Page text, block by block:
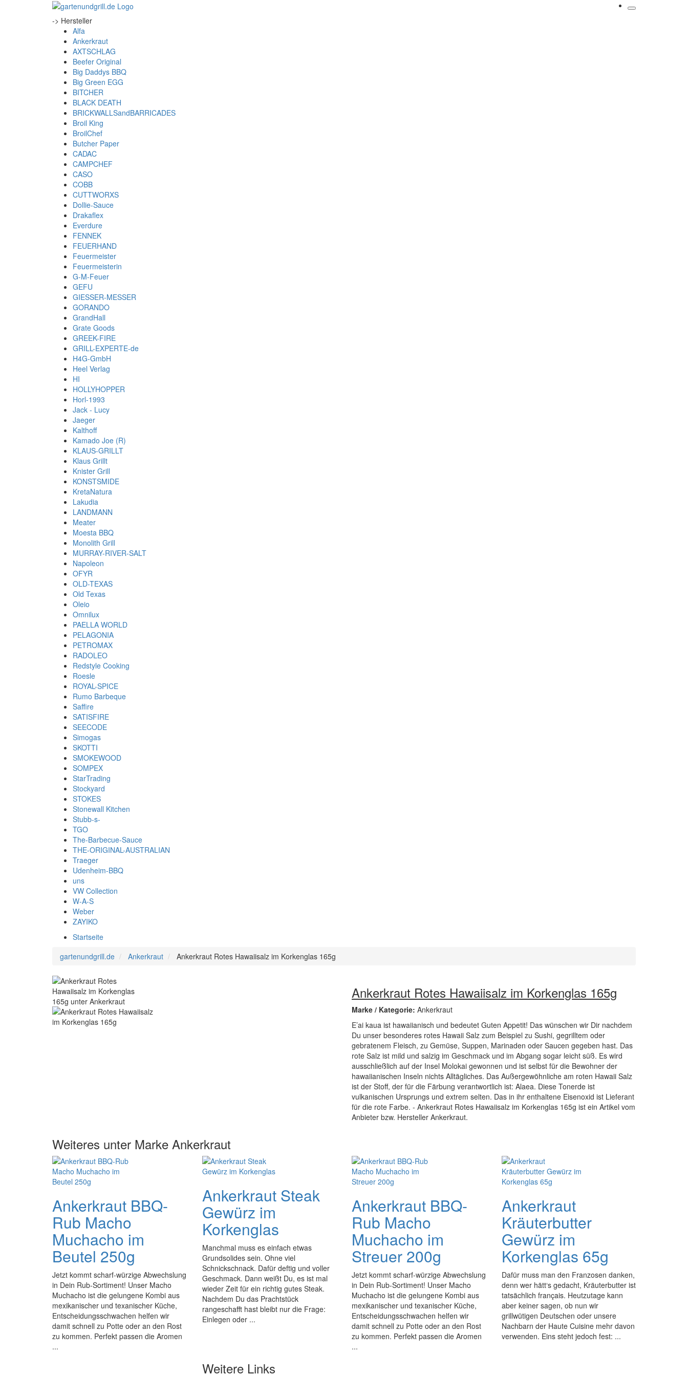
-> Hersteller
Alfa
Ankerkraut
AXTSCHLAG
Beefer Original
Big Daddys BBQ
Big Green EGG
BITCHER
BLACK DEATH
BRICKWALLSandBARRICADES
Broil King
BroilChef
Butcher Paper
CADAC
CAMPCHEF
CASO
COBB
CUTTWORXS
Dollie-Sauce
Drakaflex
Everdure
FENNEK
FEUERHAND
Feuermeister
Feuermeisterin
G-M-Feuer
GEFU
GIESSER-MESSER
GORANDO
GrandHall
Grate Goods
GREEK-FIRE
GRILL-EXPERTE-de
H4G-GmbH
Heel Verlag
HI
HOLLYHOPPER
Horl-1993
Jack - Lucy
Jaeger
Kalthoff
Kamado Joe (R)
KLAUS-GRILLT
Klaus Grillt
Knister Grill
KONSTSMIDE
KretaNatura
Lakudia
LANDMANN
Meater
Moesta BBQ
Monolith Grill
MURRAY-RIVER-SALT
Napoleon
OFYR
OLD-TEXAS
Old Texas
Oleio
Omnilux
PAELLA WORLD
PELAGONIA
PETROMAX
RADOLEO
Redstyle Cooking
Roesle
ROYAL-SPICE
Rumo Barbeque
Saffire
SATISFIRE
SEECODE
Simogas
SKOTTI
SMOKEWOOD
SOMPEX
StarTrading
Stockyard
STOKES
Stonewall Kitchen
Stubb-s-
TGO
The-Barbecue-Sauce
THE-ORIGINAL-AUSTRALIAN
Traeger
Udenheim-BBQ
uns
VW Collection
W-A-S
Weber
ZAYIKO
Startseite
gartenundgrill.de
Ankerkraut Ankerkraut Rotes Hawaiisalz im Korkenglas 165g
Ankerkraut Rotes Hawaiisalz im Korkenglas 165g
Marke / Kategorie: Ankerkraut
E’ai kaua ist hawaiianisch und bedeutet Guten Appetit! Das wünschen wir Dir nachdem
Du unser besonderes rotes Hawaii Salz zum Beispiel zu Sushi, gegrilltem oder
gebratenem Fleisch, zu Gemüse, Suppen, Marinaden oder Saucen gegeben hast. Das
rote Salz ist mild und salzig im Geschmack und im Abgang sogar leicht süß. Es wird
ausschließlich auf der Insel Molokai gewonnen und ist selbst für die Bewohner der
hawaiianischen Inseln nichts Alltägliches. Das Außergewöhnliche am roten Hawaii Salz
ist der Stoff, der für die Färbung verantwortlich ist: Alaea. Diese Tonerde ist
vulkanischen Ursprungs und extrem selten. Das in ihr enthaltene Eisenoxid ist Lieferant
für die rote Farbe. - Ankerkraut Rotes Hawaiisalz im Korkenglas 165g ist ein Artikel vom
Anbieter bzw. Hersteller Ankerkraut.
Weiteres unter Marke Ankerkraut
Ankerkraut BBQ-
Rub Macho
Muchacho im
Beutel 250g
Jetzt kommt scharf-würzige Abwechslung
in Dein Rub-Sortiment! Unser Macho
Muchacho ist die gelungene Kombi aus
mexikanischer und texanischer Küche,
Entscheidungsschwachen helfen wir
damit schnell zu Potte oder an den Rost
zu kommen. Perfekt passen die Aromen
...
Ankerkraut Steak
Gewürz im
Korkenglas
Manchmal muss es einfach etwas
Grundsolides sein. Ohne viel
Schnickschnack. Dafür deftig und voller
Geschmack. Dann weißt Du, es ist mal
wieder Zeit für ein richtig gutes Steak.
Nachdem Du das Prachtstück
rangeschafft hast bleibt nur die Frage:
Einlegen oder ...
Ankerkraut BBQ-
Rub Macho
Muchacho im
Streuer 200g
Jetzt kommt scharf-würzige Abwechslung
in Dein Rub-Sortiment! Unser Macho
Muchacho ist die gelungene Kombi aus
mexikanischer und texanischer Küche,
Entscheidungsschwachen helfen wir
damit schnell zu Potte oder an den Rost
zu kommen. Perfekt passen die Aromen
...
Ankerkraut
Kräuterbutter
Gewürz im
Korkenglas 65g
Dafür muss man den Franzosen danken,
denn wer hätt‘s gedacht, Kräuterbutter ist
tatsächlich français. Heutzutage kann
aber keiner sagen, ob nun wir
grillwütigen Deutschen oder unsere
Nachbarn der Haute Cuisine mehr davon
verwenden. Eins steht jedoch fest: ...
Weitere Links